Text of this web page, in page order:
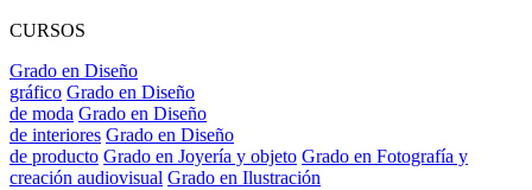
CURSOS
Grado en Diseño
gráfico Grado en Diseño
de moda Grado en Diseño
de interiores Grado en Diseño
de producto Grado en Joyería y objeto Grado en Fotografía y
creación audiovisual Grado en Ilustración